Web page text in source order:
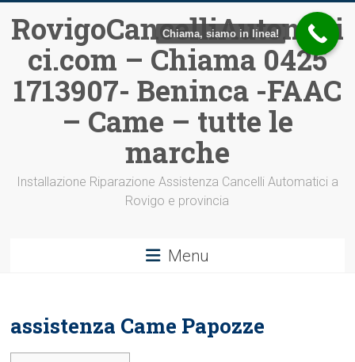
contenuto
RovigoCancelliAutomati
ci.com – Chiama 0425
1713907- Beninca -FAAC
– Came – tutte le
marche
Installazione Riparazione Assistenza Cancelli Automatici a
Rovigo e provincia
Menu
assistenza Came Papozze
Chiama, siamo in linea!